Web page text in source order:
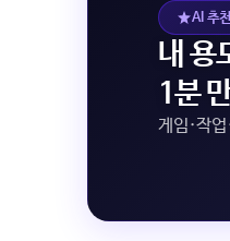
AI 추천
내 용
1분
게임·작